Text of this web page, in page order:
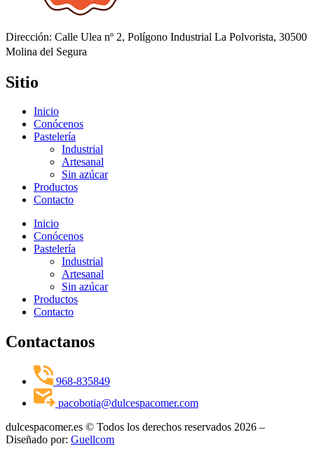
Dirección: Calle Ulea nº 2, Polígono Industrial La Polvorista, 30500
Molina del Segura
Sitio
Inicio
Conócenos
Pastelería
Industrial
Artesanal
Sin azúcar
Productos
Contacto
Inicio
Conócenos
Pastelería
Industrial
Artesanal
Sin azúcar
Productos
Contacto
Contactanos
968-835849
pacobotia@dulcespacomer.com
dulcespacomer.es © Todos los derechos reservados 2026 –
Diseñado por: Guellcom